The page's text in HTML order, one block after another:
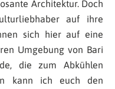
Architektur. Doch
auf ihre
sich hier auf eine
Umgebung von Bari
die zum Abkühlen
kann ich euch den